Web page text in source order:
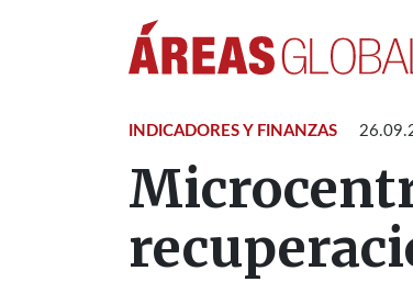
INDICADORES Y FINANZAS